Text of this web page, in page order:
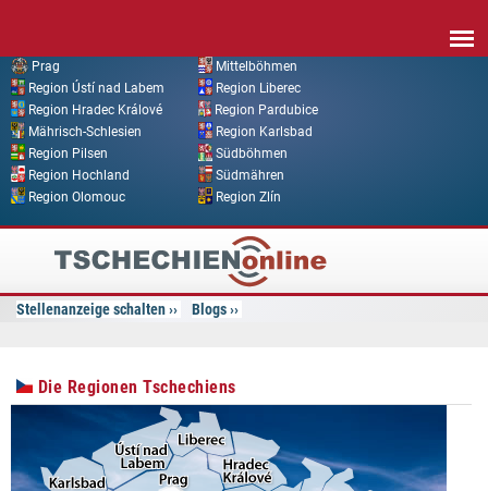
Prag
Mittelböhmen
Region Ústí nad Labem
Region Liberec
Region Hradec Králové
Region Pardubice
Mährisch-Schlesien
Region Karlsbad
Region Pilsen
Südböhmen
Region Hochland
Südmähren
Region Olomouc
Region Zlín
Tschechien
Online
Stellenanzeige schalten Blogs
Die Regionen Tschechiens